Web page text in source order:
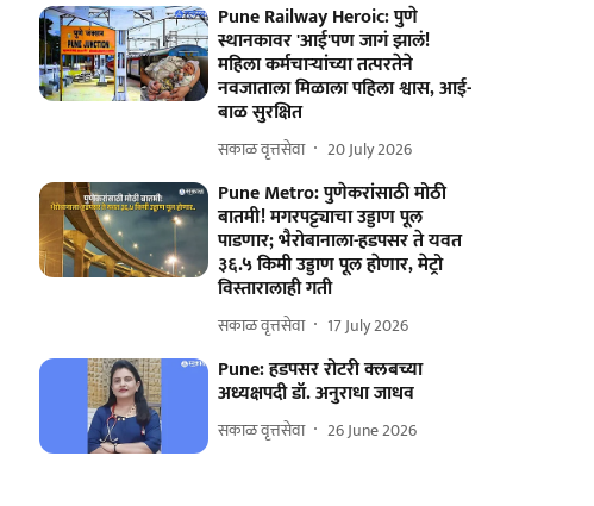
Pune Railway Heroic: पुणे
स्थानकावर 'आई'पण जागं झालं!
महिला कर्मचाऱ्यांच्या तत्परतेने
नवजाताला मिळाला पहिला श्वास, आई-
बाळ सुरक्षित
सकाळ वृत्तसेवा 20 July 2026
Pune Metro: पुणेकरांसाठी मोठी
बातमी! मगरपट्ट्याचा उड्डाण पूल
पाडणार; भैरोबानाला-हडपसर ते यवत
३६.५ किमी उड्डाण पूल हाेणार, मेट्रो
विस्तारालाही गती
सकाळ वृत्तसेवा 17 July 2026
Pune: हडपसर रोटरी क्लबच्या
अध्यक्षपदी डॉ. अनुराधा जाधव
सकाळ वृत्तसेवा 26 June 2026